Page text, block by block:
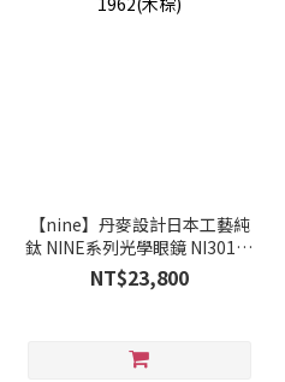
【nine】丹麥設計日本工藝純
鈦 NINE系列光學眼鏡 NI3018-
1962(木棕)
NT$23,800